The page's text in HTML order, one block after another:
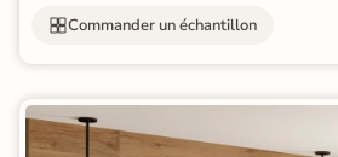
Commander un échantillon